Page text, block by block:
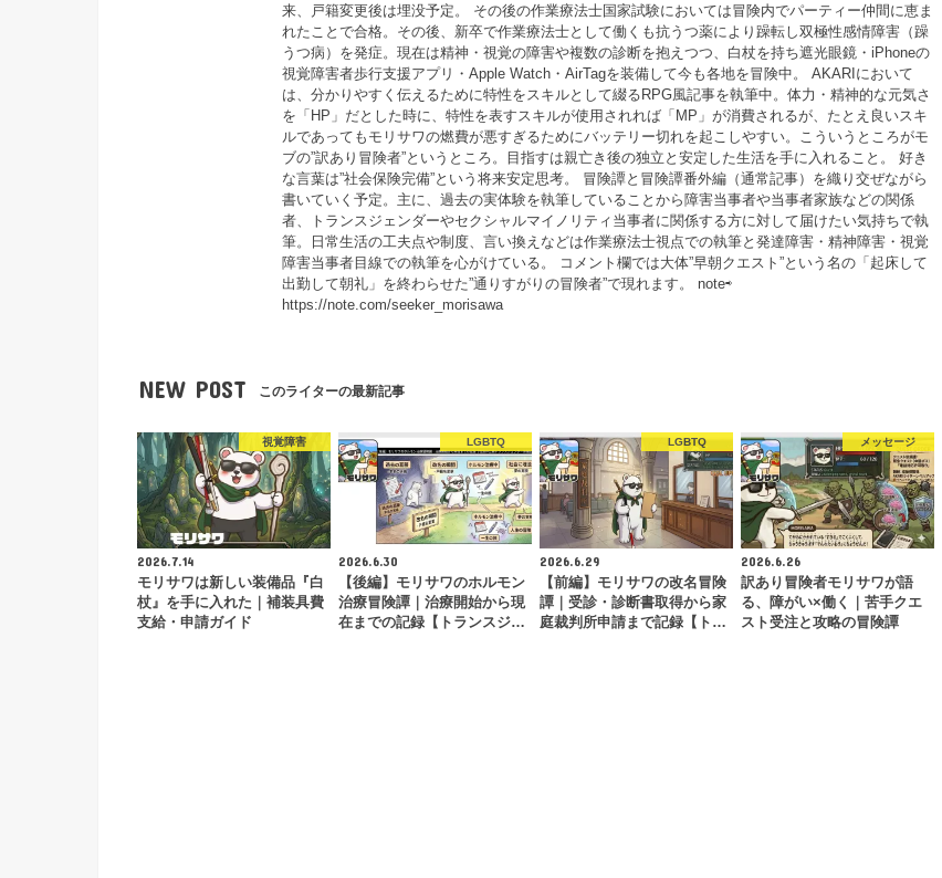
来、戸籍変更後は埋没予定。 その後の作業療法士国家試験においては冒険内でパーティー仲間に恵ま
れたことで合格。その後、新卒で作業療法士として働くも抗うつ薬により躁転し双極性感情障害（躁
うつ病）を発症。現在は精神・視覚の障害や複数の診断を抱えつつ、白杖を持ち遮光眼鏡・iPhoneの
視覚障害者歩行支援アプリ・Apple Watch・AirTagを装備して今も各地を冒険中。 AKARIにおいて
は、分かりやすく伝えるために特性をスキルとして綴るRPG風記事を執筆中。体力・精神的な元気さ
を「HP」だとした時に、特性を表すスキルが使用されれば「MP」が消費されるが、たとえ良いスキ
ルであってもモリサワの燃費が悪すぎるためにバッテリー切れを起こしやすい。こういうところがモ
ブの”訳あり冒険者”というところ。目指すは親亡き後の独立と安定した生活を手に入れること。 好き
な言葉は”社会保険完備”という将来安定思考。 冒険譚と冒険譚番外編（通常記事）を織り交ぜながら
書いていく予定。主に、過去の実体験を執筆していることから障害当事者や当事者家族などの関係
者、トランスジェンダーやセクシャルマイノリティ当事者に関係する方に対して届けたい気持ちで執
筆。日常生活の工夫点や制度、言い換えなどは作業療法士視点での執筆と発達障害・精神障害・視覚
障害当事者目線での執筆を心がけている。 コメント欄では大体”早朝クエスト”という名の「起床して
出勤して朝礼」を終わらせた”通りすがりの冒険者”で現れます。 note⇨
https://note.com/seeker_morisawa
NEW POST このライターの最新記事
視覚障害
2026.7.14
モリサワは新しい装備品『白
杖』を手に入れた｜補装具費
支給・申請ガイド
LGBTQ
2026.6.30
【後編】モリサワのホルモン
治療冒険譚｜治療開始から現
在までの記録【トランスジ…
LGBTQ
2026.6.29
【前編】モリサワの改名冒険
譚｜受診・診断書取得から家
庭裁判所申請まで記録【ト…
メッセージ
2026.6.26
訳あり冒険者モリサワが語
る、障がい×働く｜苦手クエ
スト受注と攻略の冒険譚